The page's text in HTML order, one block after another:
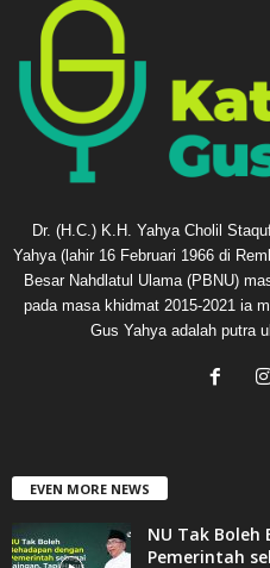
Dr. (H.C.) K.H. Yahya Cholil
Yahya (lahir 16 Februari 1966 di
Besar Nahdlatul Ulama (PBNU)
pada masa khidmat 2015-2021 ia
Gus Yahya adalah putra
EVEN MORE NEWS
NU Tak Boleh
Pemerintah